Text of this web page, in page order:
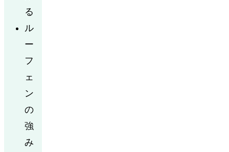
る
ル
ー
フ
ェ
ン
の
強
み